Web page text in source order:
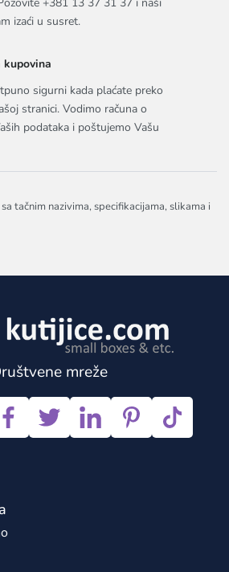
izaći u susret.
kupovina
sigurni kada plaćate preko
stranici. Vodimo računa o
podataka i poštujemo Vašu
tačnim nazivima, specifikacijama, slikama i
mreže